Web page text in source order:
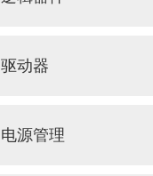
驱动器
电源管理